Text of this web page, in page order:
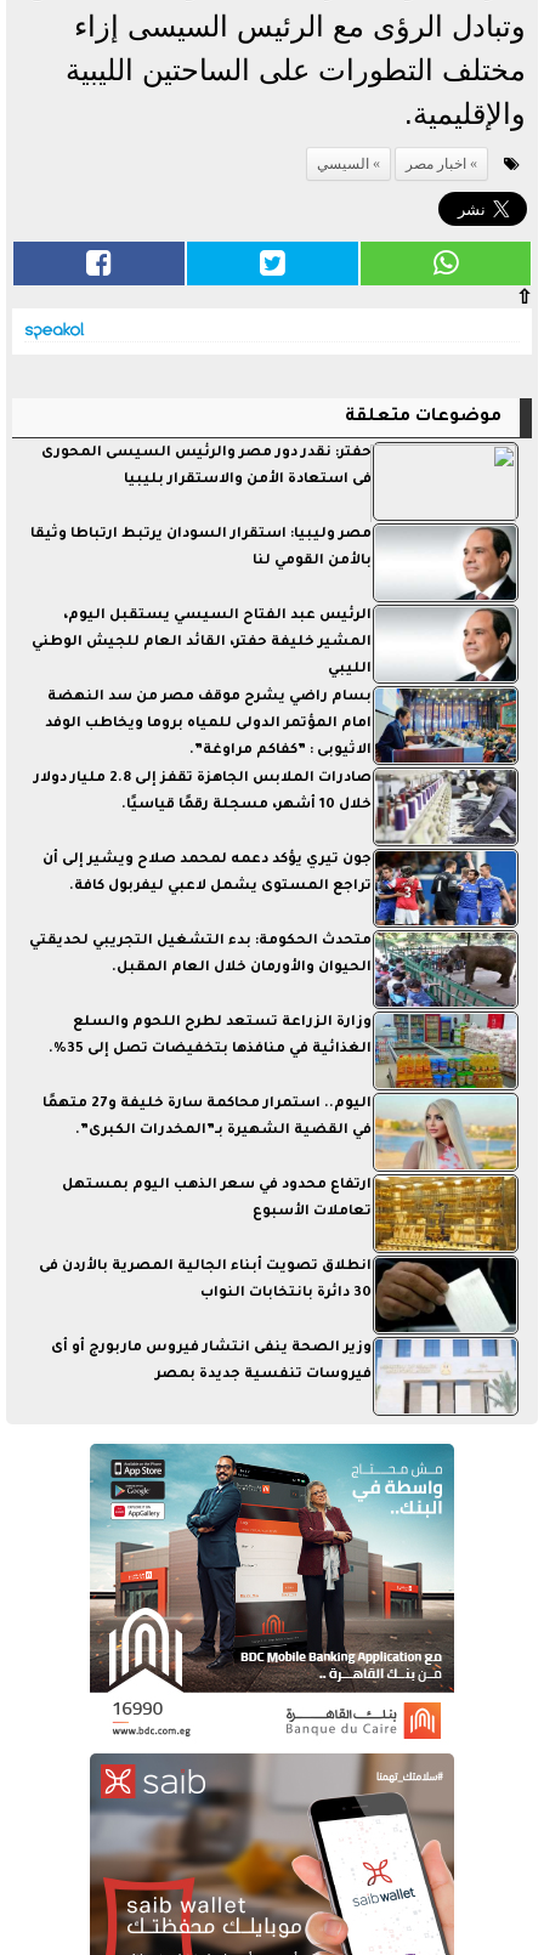
وتبادل الرؤى مع الرئيس السيسى إزاء
مختلف التطورات على الساحتين الليبية
والإقليمية.
اخبار مصر السيسي
⇧
موضوعات متعلقة
حفتر: نقدر دور مصر والرئيس السيسى المحورى
فى استعادة الأمن والاستقرار بليبيا
مصر وليبيا: استقرار السودان يرتبط ارتباطا وثيقا
بالأمن القومي لنا
الرئيس عبد الفتاح السيسي يستقبل اليوم،
المشير خليفة حفتر، القائد العام للجيش الوطني
الليبي
بسام راضي يشرح موقف مصر من سد النهضة
امام المؤتمر الدولى للمياه بروما ويخاطب الوفد
الاثيوبى : ”كفاكم مراوغة”.
صادرات الملابس الجاهزة تقفز إلى 2.8 مليار دولار
خلال 10 أشهر، مسجلة رقمًا قياسيًا.
جون تيري يؤكد دعمه لمحمد صلاح ويشير إلى أن
تراجع المستوى يشمل لاعبي ليفربول كافة.
متحدث الحكومة: بدء التشغيل التجريبي لحديقتي
الحيوان والأورمان خلال العام المقبل.
وزارة الزراعة تستعد لطرح اللحوم والسلع
الغذائية في منافذها بتخفيضات تصل إلى 35%.
اليوم.. استمرار محاكمة سارة خليفة و27 متهمًا
في القضية الشهيرة بـ”المخدرات الكبرى”.
ارتفاع محدود في سعر الذهب اليوم بمستهل
تعاملات الأسبوع
انطلاق تصويت أبناء الجالية المصرية بالأردن فى
30 دائرة بانتخابات النواب
وزير الصحة ينفى انتشار فيروس ماربورج أو أى
فيروسات تنفسية جديدة بمصر